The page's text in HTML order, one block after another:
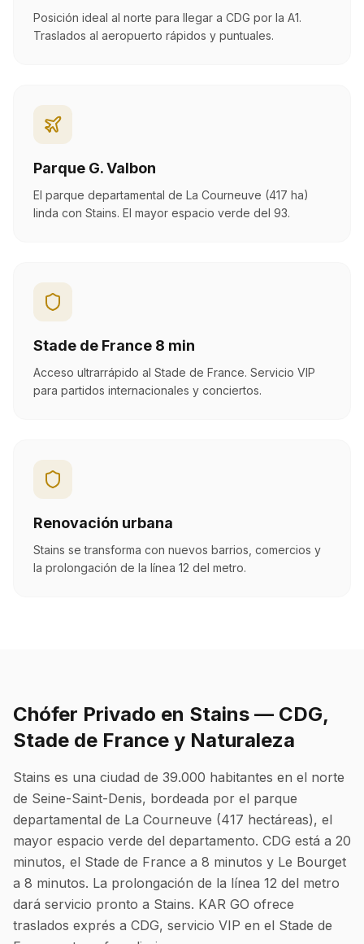
Posición ideal al norte para llegar a CDG por la A1.
Traslados al aeropuerto rápidos y puntuales.
Parque G. Valbon
El parque departamental de La Courneuve (417 ha)
linda con Stains. El mayor espacio verde del 93.
Stade de France 8 min
Acceso ultrarrápido al Stade de France. Servicio VIP
para partidos internacionales y conciertos.
Renovación urbana
Stains se transforma con nuevos barrios, comercios y
la prolongación de la línea 12 del metro.
Chófer Privado en Stains — CDG,
Stade de France y Naturaleza
Stains es una ciudad de 39.000 habitantes en el norte
de Seine-Saint-Denis, bordeada por el parque
departamental de La Courneuve (417 hectáreas), el
mayor espacio verde del departamento. CDG está a 20
minutos, el Stade de France a 8 minutos y Le Bourget
a 8 minutos. La prolongación de la línea 12 del metro
dará servicio pronto a Stains. KAR GO ofrece
traslados exprés a CDG, servicio VIP en el Stade de